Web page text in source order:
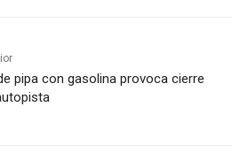
pipa con gasolina provoca cierre